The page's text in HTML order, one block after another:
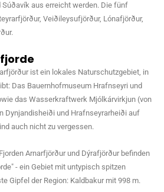
aus erreicht werden. Die fünf
Veiðileysufjörður, Lónafjörður,
ist ein lokales Naturschutzgebiet, in
Das Bauernhofmuseum Hrafnseyri und
das Wasserkraftwerk Mjólkárvirkjun (von
Dynjandisheiði und Hrafnseyrarheiði auf
auch nicht zu vergessen.
Arnarfjörður und Dýrafjörður befinden
- ein Gebiet mit untypisch spitzen
Gipfel der Region: Kaldbakur mit 998 m.